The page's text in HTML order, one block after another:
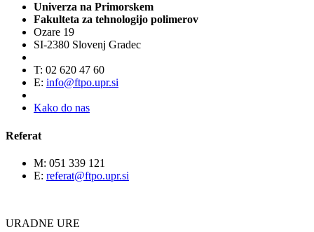
Univerza na Primorskem
Fakulteta za tehnologijo polimerov
Ozare 19
SI-2380 Slovenj Gradec
T: 02 620 47 60
E: info@ftpo.upr.si
Kako do nas
Referat
M: 051 339 121
E: referat@ftpo.upr.si
URADNE URE